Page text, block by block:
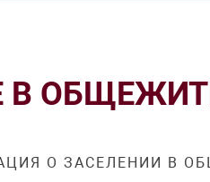
В
О ЗАСЕЛЕНИИ В